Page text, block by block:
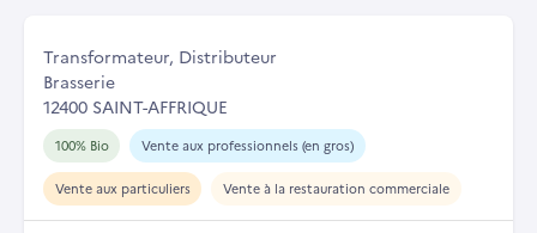
Transformateur, Distributeur
Brasserie
12400 SAINT-AFFRIQUE
100% Bio Vente aux professionnels (en gros)
Vente aux particuliers Vente à la restauration commerciale